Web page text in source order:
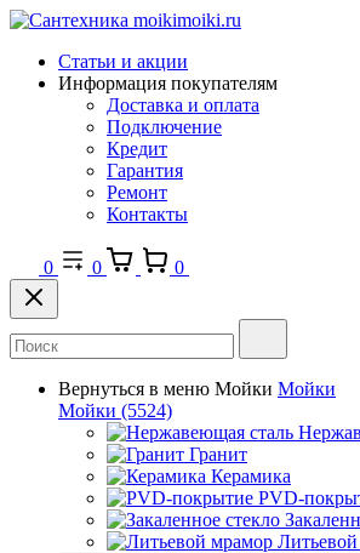
Статьи и акции
Информация покупателям
Доставка и оплата
Подключение
Кредит
Гарантия
Ремонт
Контакты
0 0 0
Вернуться в меню Мойки Мойки
Мойки (5524)
Гранит
Керамика
PVD-